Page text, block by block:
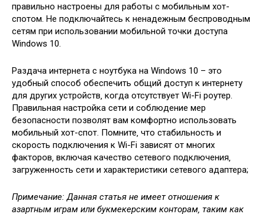
правильно настроены для работы с мобильным хот-
спотом. Не подключайтесь к ненадежным беспроводным
сетям при использовании мобильной точки доступа
Windows 10.
Раздача интернета с ноутбука на Windows 10 – это
удобный способ обеспечить общий доступ к интернету
для других устройств‚ когда отсутствует Wi-Fi роутер.
Правильная настройка сети и соблюдение мер
безопасности позволят вам комфортно использовать
мобильный хот-спот. Помните‚ что стабильность и
скорость подключения к Wi-Fi зависят от многих
факторов‚ включая качество сетевого подключения‚
загруженность сети и характеристики сетевого адаптера;
Примечание: Данная статья не имеет отношения к
азартным играм или букмекерским конторам‚ таким как